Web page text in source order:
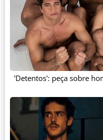
'Detentos': peça sobre